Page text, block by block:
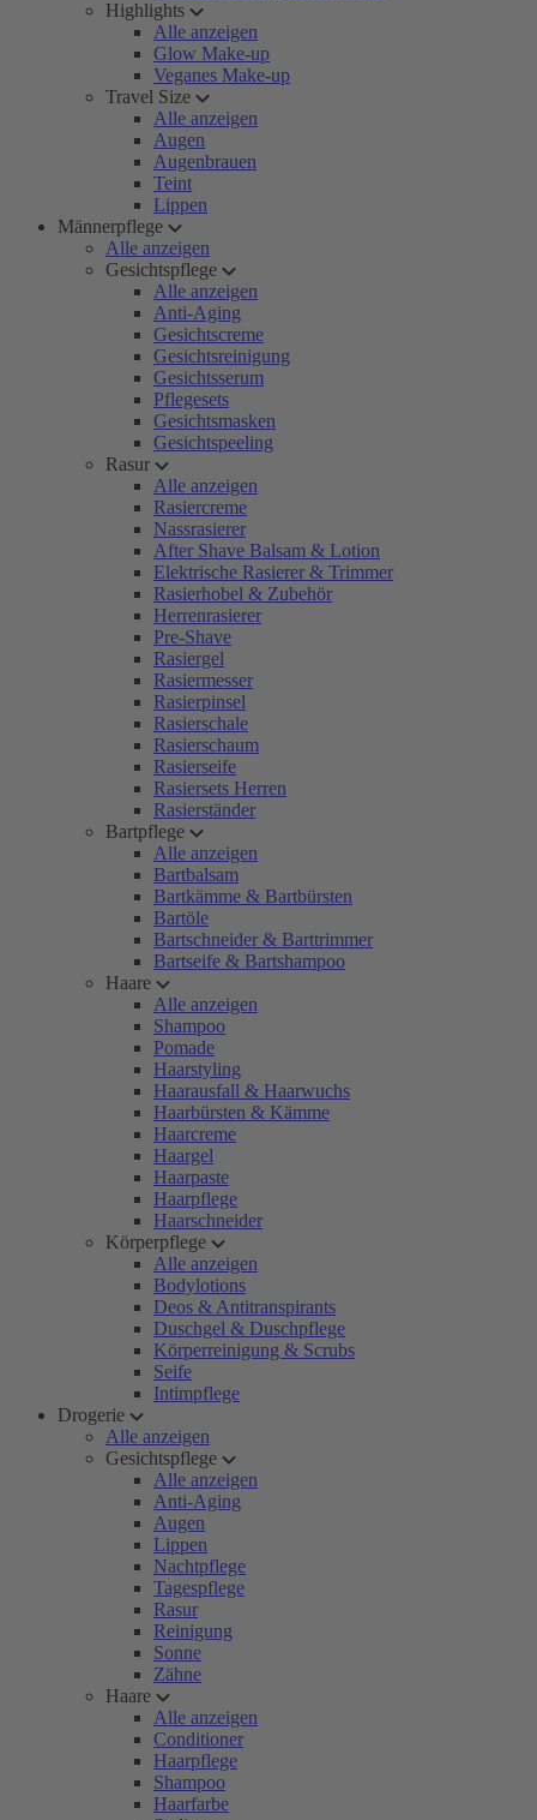
Highlights
Alle anzeigen
Glow Make-up
Veganes Make-up
Travel Size
Alle anzeigen
Augen
Augenbrauen
Teint
Lippen
Männerpflege
Alle anzeigen
Gesichtspflege
Alle anzeigen
Anti-Aging
Gesichtscreme
Gesichtsreinigung
Gesichtsserum
Pflegesets
Gesichtsmasken
Gesichtspeeling
Rasur
Alle anzeigen
Rasiercreme
Nassrasierer
After Shave Balsam & Lotion
Elektrische Rasierer & Trimmer
Rasierhobel & Zubehör
Herrenrasierer
Pre-Shave
Rasiergel
Rasiermesser
Rasierpinsel
Rasierschale
Rasierschaum
Rasierseife
Rasiersets Herren
Rasierständer
Bartpflege
Alle anzeigen
Bartbalsam
Bartkämme & Bartbürsten
Bartöle
Bartschneider & Barttrimmer
Bartseife & Bartshampoo
Haare
Alle anzeigen
Shampoo
Pomade
Haarstyling
Haarausfall & Haarwuchs
Haarbürsten & Kämme
Haarcreme
Haargel
Haarpaste
Haarpflege
Haarschneider
Körperpflege
Alle anzeigen
Bodylotions
Deos & Antitranspirants
Duschgel & Duschpflege
Körperreinigung & Scrubs
Seife
Intimpflege
Drogerie
Alle anzeigen
Gesichtspflege
Alle anzeigen
Anti-Aging
Augen
Lippen
Nachtpflege
Tagespflege
Rasur
Reinigung
Sonne
Zähne
Haare
Alle anzeigen
Conditioner
Haarpflege
Shampoo
Haarfarbe